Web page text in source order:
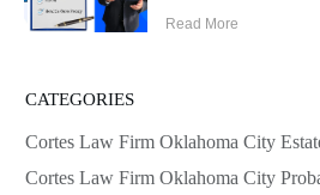
Read More
CATEGORIES
Cortes Law Firm Oklahoma City
Cortes Law Firm Oklahoma City